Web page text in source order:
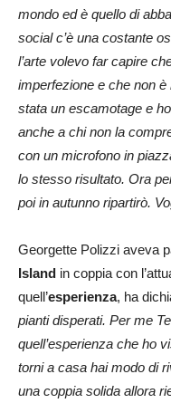
mondo ed è quello di
social c’è una costante
l’arte volevo far capire
imperfezione e che non è
stata un escamotage e
anche a chi non la
con un microfono in
lo stesso risultato. Ora
poi in autunno ripartirò.
Georgette Polizzi aveva
Island in coppia con
quell’esperienza, ha
pianti disperati. Per me
quell’esperienza che ho
torni a casa hai modo di
una coppia solida allora